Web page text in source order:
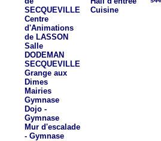
SECQUEVILLE
Centre
d'Animations
de LASSON
Salle
DODEMAN
SECQUEVILLE
Grange aux
Dimes
Mairies
Gymnase
Dojo -
Gymnase
Mur d'escalade
- Gymnase
Cuisine